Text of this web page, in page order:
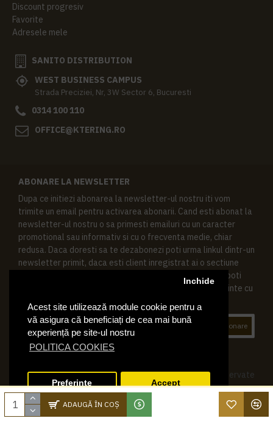
Acest site utilizează module cookie pentru a
vă asigura că beneficiați de cea mai bună
experiență pe site-ul nostru
POLITICA COOKIES
Inchide
Preferinte Accept
ADAUGĂ ÎN COŞ
Discount progresiv
Favorite
Adresele mele
SANITO DISTRIBUTION
WEST BUSINESS CAMPUS
Strada Preciziei, Nr, 3W Sector 6, Bucuresti
0314 100 110
OFFICE@KTERING.RO
ABONARE LA NEWSLETTER
Dupa ce initiezi abonarea la newsletter-ul nostru iti vom
trimite un email pentru activarea abonarii. Cand esti abonat la
newsletter-ul nostru o sa primesti emailuri cu un caracter
promotional sau informativ si cu o frecventa medie, chiar
redusa. Daca doresti sa te dezabonezi poti urma linkul dintr-un
newsletter primit, daca esti client inregistrat ai o sectiune
speciala in contul tau in acest scop, si de asemenea ne poti
contacta oricand pe email pentru orice intrebari sau cerinte cu
Abonare
© 2019 Ktering.ro , Toate drepturile rezervate